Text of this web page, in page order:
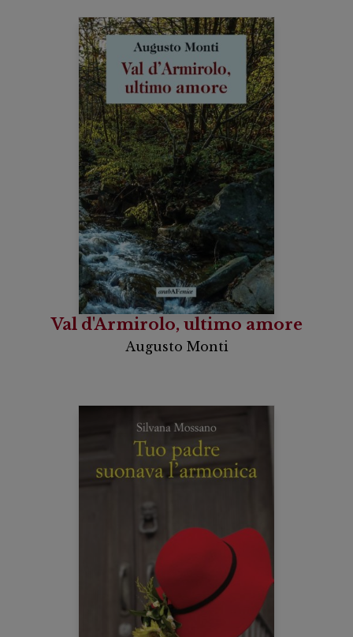
Val d'Armirolo, ultimo amore
Augusto Monti